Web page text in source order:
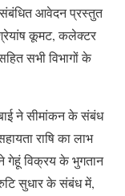
आवेदन प्रस्तुत
कूमट, कलेक्टर
सभी विभागों के
ने सीमांकन के संबंध
राषि का लाभ
गेहूं विक्रय के भुगतान
सुधार के संबंध में,